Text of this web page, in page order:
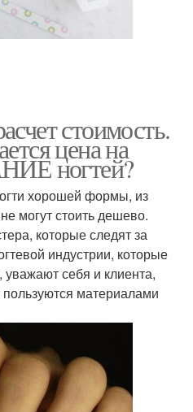
стоимость.
цена на
ногтей?
хорошей формы, из
могут стоить дешево.
которые следят за
индустрии, которые
уважают себя и клиента,
материалами